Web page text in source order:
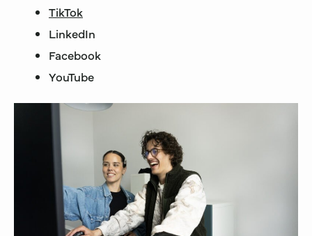
TikTok
LinkedIn
Facebook
YouTube